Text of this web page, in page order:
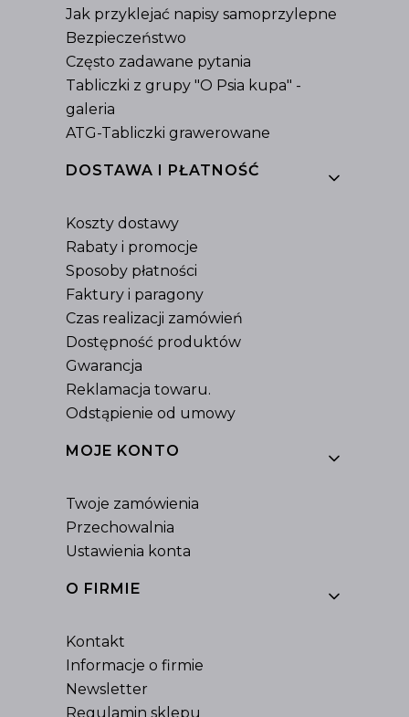
Jak przyklejać napisy samoprzylepne
Bezpieczeństwo
Często zadawane pytania
Tabliczki z grupy "O Psia kupa" -
galeria
ATG-Tabliczki grawerowane
DOSTAWA I PŁATNOŚĆ
Koszty dostawy
Rabaty i promocje
Sposoby płatności
Faktury i paragony
Czas realizacji zamówień
Dostępność produktów
Gwarancja
Reklamacja towaru.
Odstąpienie od umowy
MOJE KONTO
Twoje zamówienia
Przechowalnia
Ustawienia konta
O FIRMIE
Kontakt
Informacje o firmie
Newsletter
Regulamin sklepu